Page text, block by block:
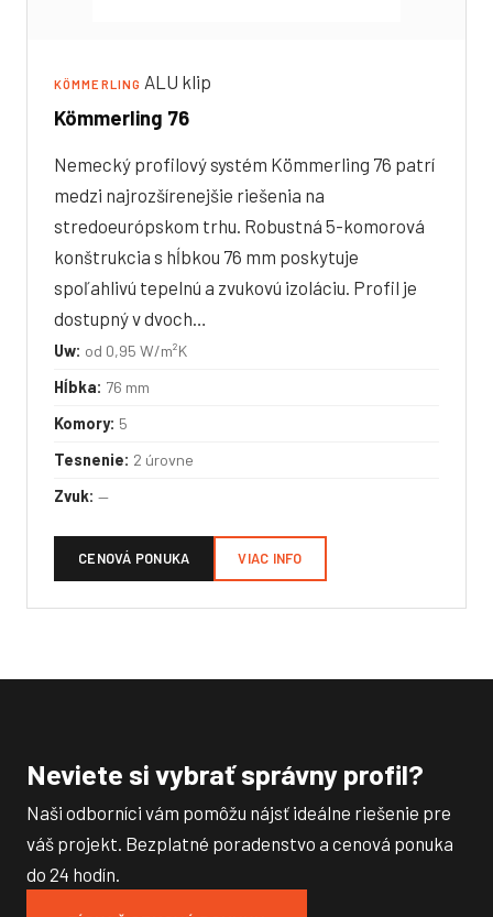
KÖMMERLING ALU klip
Kömmerling 76
Nemecký profilový systém Kömmerling 76 patrí
medzi najrozšírenejšie riešenia na
stredoeurópskom trhu. Robustná 5-komorová
konštrukcia s hĺbkou 76 mm poskytuje
spoľahlivú tepelnú a zvukovú izoláciu. Profil je
dostupný v dvoch…
Uw: od 0,95 W/m²K
Hĺbka: 76 mm
Komory: 5
Tesnenie: 2 úrovne
Zvuk: —
CENOVÁ PONUKA VIAC INFO
Neviete si vybrať správny profil?
Naši odborníci vám pomôžu nájsť ideálne riešenie pre
váš projekt. Bezplatné poradenstvo a cenová ponuka
do 24 hodín.